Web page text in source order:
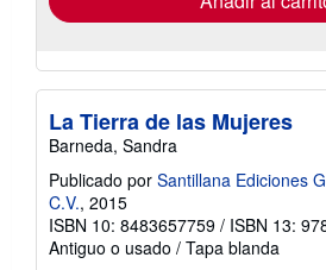
La Tierra de las Mujeres
Barneda, Sandra
Publicado por Santillana Ediciones
C.V., 2015
ISBN 10: 8483657759 / ISBN 13:
Antiguo o usado / Tapa blanda